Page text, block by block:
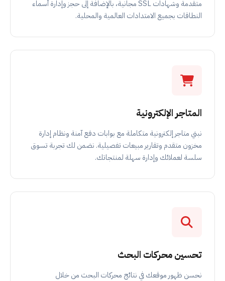
متقدمة وشهادات SSL مجانية، بالإضافة إلى حجز وإدارة أسماء
النطاقات بجميع الامتدادات العالمية والمحلية.
المتاجر الإلكترونية
نبني متاجر إلكترونية متكاملة مع بوابات دفع آمنة ونظام إدارة
مخزون متقدم وتقارير مبيعات تفصيلية. نضمن لك تجربة تسوق
سلسة لعملائك وإدارة سهلة لمنتجاتك.
تحسين محركات البحث
نحسن ظهور موقعك في نتائج محركات البحث من خلال